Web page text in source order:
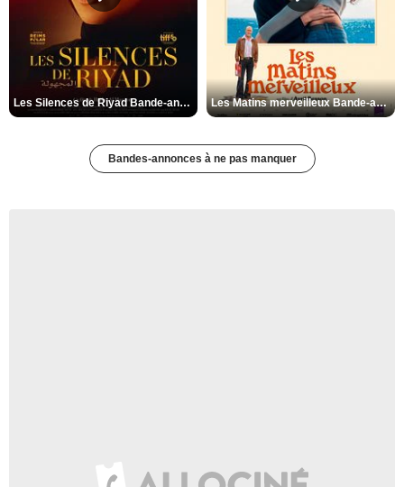
Les Silences de Riyad Bande-annonce VO STFR Les Matins merveilleux Bande-annonce VF
Bandes-annonces à ne pas manquer